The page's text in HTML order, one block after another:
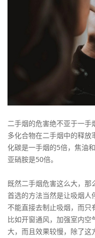
二手烟的危害绝不亚于一手
多化合物在二手烟中的释
化碳是一手烟的5倍，焦油
亚硝胺是50倍。
既然二手烟危害这么大，那
首选的方法当然是让吸烟人
不能直接去制止吸烟，而只
比如开窗通风，加强室内
大，而且效果较慢，除了